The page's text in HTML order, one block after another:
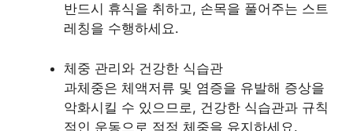
반드시 휴식을 취하고, 손목을 풀어주는 스트
레칭을 수행하세요.
체중 관리와 건강한 식습관
과체중은 체액저류 및 염증을 유발해 증상을
악화시킬 수 있으므로, 건강한 식습관과 규칙
적인 운동으로 적정 체중을 유지하세요.